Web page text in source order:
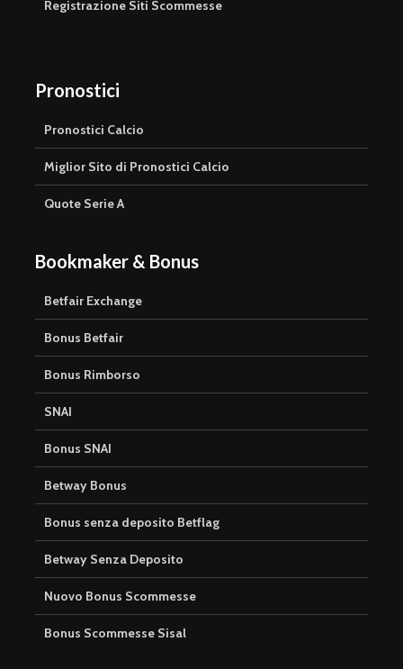
Registrazione Siti Scommesse
Pronostici
Pronostici Calcio
Miglior Sito di Pronostici Calcio
Quote Serie A
Bookmaker & Bonus
Betfair Exchange
Bonus Betfair
Bonus Rimborso
SNAI
Bonus SNAI
Betway Bonus
Bonus senza deposito Betflag
Betway Senza Deposito
Nuovo Bonus Scommesse
Bonus Scommesse Sisal